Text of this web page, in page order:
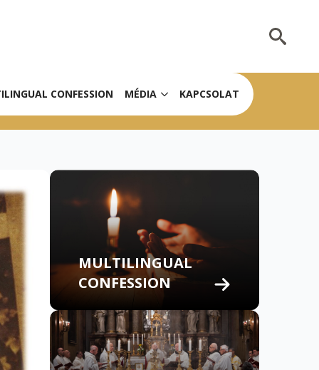
CONFESSION MÉDIA KAPCSOLAT
MULTILINGUAL
CONFESSION